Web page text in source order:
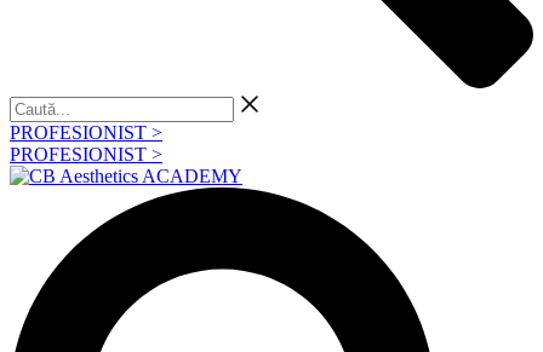
Caută...
PROFESIONIST >
PROFESIONIST >